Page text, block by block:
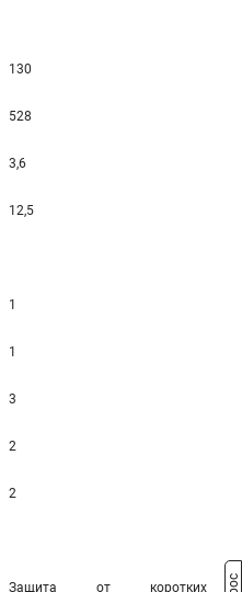
130
528
3,6
12,5
1
1
3
2
2
Защита от коротких